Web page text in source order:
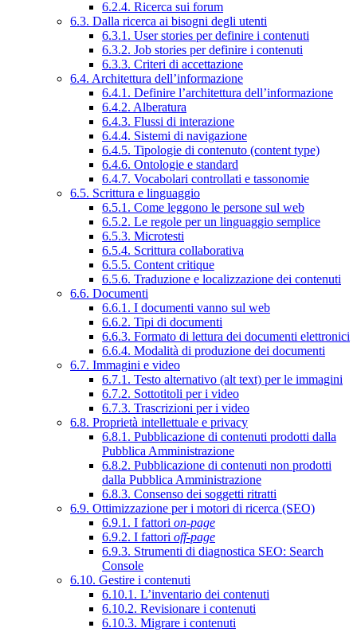
6.2.4. Ricerca sui forum
6.3. Dalla ricerca ai bisogni degli utenti
6.3.1. User stories per definire i contenuti
6.3.2. Job stories per definire i contenuti
6.3.3. Criteri di accettazione
6.4. Architettura dell’informazione
6.4.1. Definire l’architettura dell’informazione
6.4.2. Alberatura
6.4.3. Flussi di interazione
6.4.4. Sistemi di navigazione
6.4.5. Tipologie di contenuto (content type)
6.4.6. Ontologie e standard
6.4.7. Vocabolari controllati e tassonomie
6.5. Scrittura e linguaggio
6.5.1. Come leggono le persone sul web
6.5.2. Le regole per un linguaggio semplice
6.5.3. Microtesti
6.5.4. Scrittura collaborativa
6.5.5. Content critique
6.5.6. Traduzione e localizzazione dei contenuti
6.6. Documenti
6.6.1. I documenti vanno sul web
6.6.2. Tipi di documenti
6.6.3. Formato di lettura dei documenti elettronici
6.6.4. Modalità di produzione dei documenti
6.7. Immagini e video
6.7.1. Testo alternativo (alt text) per le immagini
6.7.2. Sottotitoli per i video
6.7.3. Trascrizioni per i video
6.8. Proprietà intellettuale e privacy
6.8.1. Pubblicazione di contenuti prodotti dalla
Pubblica Amministrazione
6.8.2. Pubblicazione di contenuti non prodotti
dalla Pubblica Amministrazione
6.8.3. Consenso dei soggetti ritratti
6.9. Ottimizzazione per i motori di ricerca (SEO)
6.9.1. I fattori on-page
6.9.2. I fattori off-page
6.9.3. Strumenti di diagnostica SEO: Search
Console
6.10. Gestire i contenuti
6.10.1. L’inventario dei contenuti
6.10.2. Revisionare i contenuti
6.10.3. Migrare i contenuti